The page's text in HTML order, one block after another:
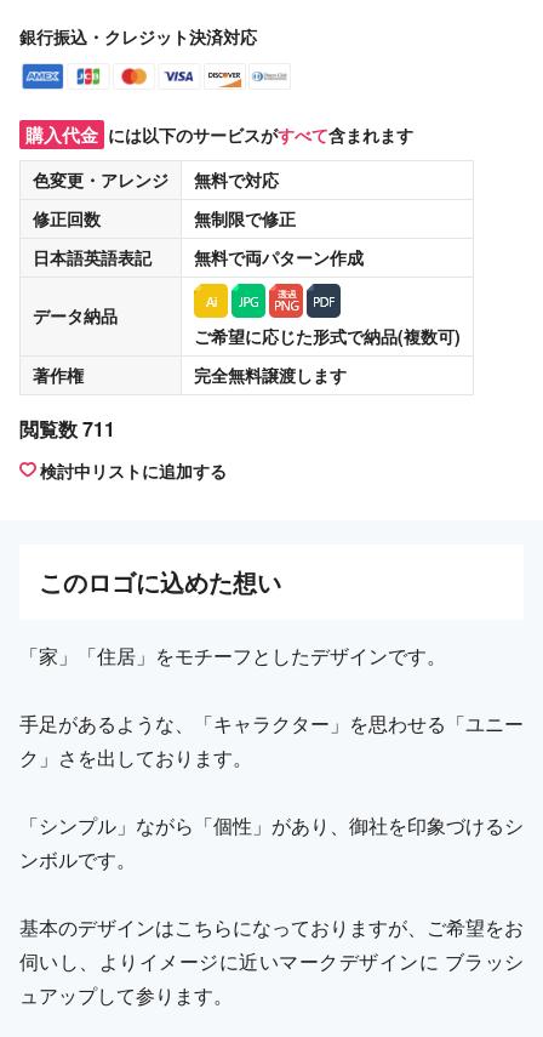
銀行振込・クレジット決済対応
購入代金 には以下のサービスがすべて含まれます
色変更・アレンジ
無料で対応
修正回数
無制限で修正
日本語英語表記
無料で両パターン作成
データ納品
ご希望に応じた形式で納品(複数可)
著作権
完全無料譲渡します
閲覧数 711
検討中リストに追加する
このロゴに込めた想い
「家」「住居」をモチーフとしたデザインです。
手足があるような、「キャラクター」を思わせる「ユニー
ク」さを出しております。
「シンプル」ながら「個性」があり、御社を印象づけるシ
ンボルです。
基本のデザインはこちらになっておりますが、ご希望をお
伺いし、よりイメージに近いマークデザインに ブラッシ
ュアップして参ります。